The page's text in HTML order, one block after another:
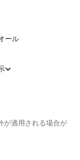
ール
が適用される場合が